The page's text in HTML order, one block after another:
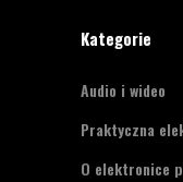
Kategorie
Audio i wideo
Praktyczna
O elektronice